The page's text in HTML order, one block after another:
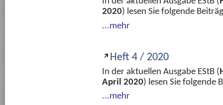
2020) lesen Sie folgende
...mehr
Heft 4 / 2020
In der aktuellen Ausgabe EStB (
April 2020) lesen Sie folgende
...mehr